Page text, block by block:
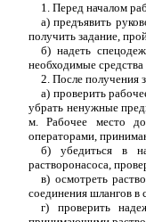
1. Перед началом
а) предъявить
получить задание,
б) надеть
необходимые
2. После получения
а) проверить
убрать ненужные
м. Рабочее место
операторами,
б) убедиться в
растворонасоса,
в) осмотреть
соединения шлангов в
г) проверить